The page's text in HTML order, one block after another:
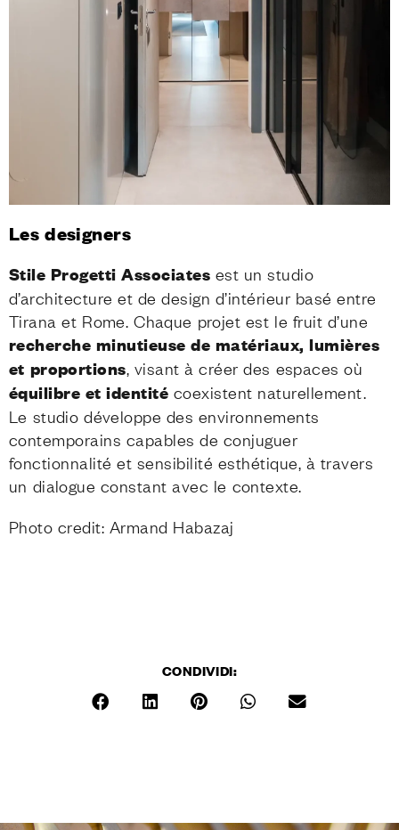
Les designers
Stile Progetti Associates est un studio
d’architecture et de design d’intérieur basé entre
Tirana et Rome. Chaque projet est le fruit d’une
recherche minutieuse de matériaux, lumières
et proportions, visant à créer des espaces où
équilibre et identité coexistent naturellement.
Le studio développe des environnements
contemporains capables de conjuguer
fonctionnalité et sensibilité esthétique, à travers
un dialogue constant avec le contexte.
Photo credit: Armand Habazaj
CONDIVIDI: